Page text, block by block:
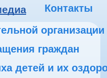
Контакты
организации
граждан
детей и их